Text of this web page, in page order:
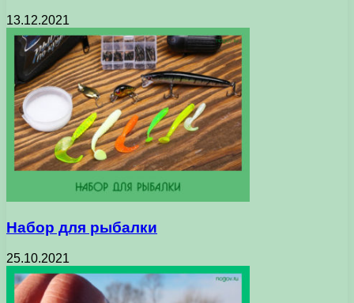
13.12.2021
Набор для рыбалки
25.10.2021